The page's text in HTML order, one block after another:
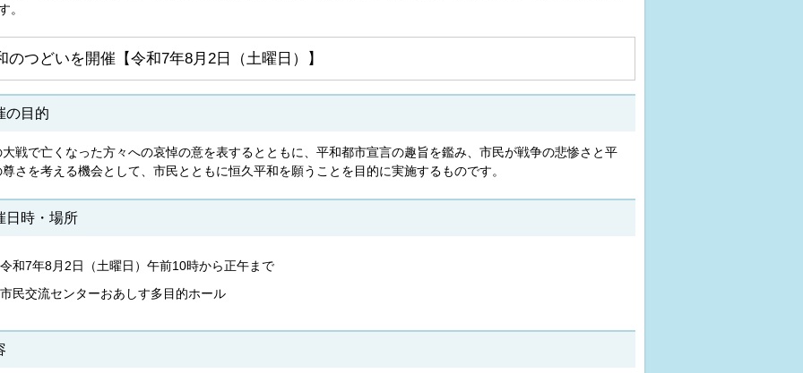
。
のつどいを開催【令和7年8月2日（土曜日）】
の目的
大戦で亡くなった方々への哀悼の意を表するとともに、平和都市宣言の趣旨を鑑み、市民が戦争の悲惨さと平
さを考える機会として、市民とともに恒久平和を願うことを目的に実施するものです。
日時・場所
令和7年8月2日（土曜日）午前10時から正午まで
市民交流センターおあしす多目的ホール